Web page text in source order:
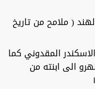
( ملامح من تاريخ
المقدوني كما
الى ابنته من